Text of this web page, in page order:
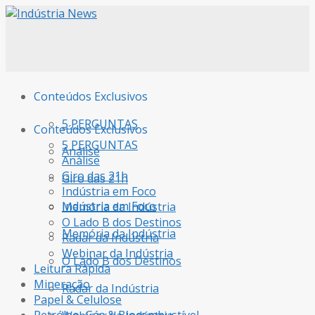
Conteúdos Exclusivos
5 PERGUNTAS
Análise
Giro das 21h
Indústria em Foco
Memória da Indústria
O Lado B dos Destinos
Radar da Indústria
Conteúdos Exclusivos
5 PERGUNTAS
Análise
Giro das 21h
Indústria em Foco
Memória da Indústria
O Lado B dos Destinos
Radar da Indústria
Webinar da Indústria
Leitura Rápida
Mineração
Papel & Celulose